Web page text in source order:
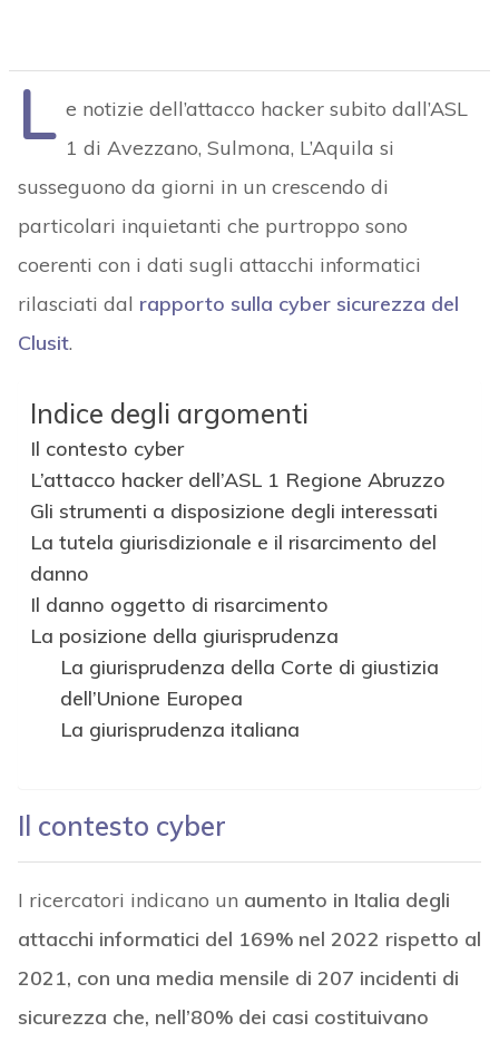
L e notizie dell’attacco hacker subito dall’ASL
1 di Avezzano, Sulmona, L’Aquila si
susseguono da giorni in un crescendo di
particolari inquietanti che purtroppo sono
coerenti con i dati sugli attacchi informatici
rilasciati dal rapporto sulla cyber sicurezza del
Clusit.
Indice degli argomenti
Il contesto cyber
L’attacco hacker dell’ASL 1 Regione Abruzzo
Gli strumenti a disposizione degli interessati
La tutela giurisdizionale e il risarcimento del
danno
Il danno oggetto di risarcimento
La posizione della giurisprudenza
La giurisprudenza della Corte di giustizia
dell’Unione Europea
La giurisprudenza italiana
Il contesto cyber
I ricercatori indicano un aumento in Italia degli
attacchi informatici del 169% nel 2022 rispetto al
2021, con una media mensile di 207 incidenti di
sicurezza che, nell’80% dei casi costituivano